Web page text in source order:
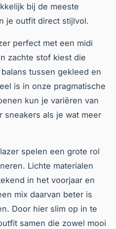
bij de meeste
je outfit direct stijlvol.
perfect met een midi
zachte stof kiest die
tussen gekleed en
is in onze pragmatische
kun je variëren van
sneakers als je wat meer
spelen een grote rol
Lichte materialen
in het voorjaar en
mix daarvan beter is
Door hier slim op in te
samen die zowel mooi